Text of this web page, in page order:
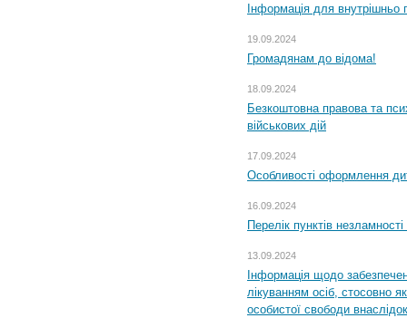
Інформація для внутрішньо
19.09.2024
Громадянам до відома!
18.09.2024
Безкоштовна правова та
військових дій
17.09.2024
Особливості оформлення
16.09.2024
Перелік пунктів
13.09.2024
Інформація щодо
лікуванням осіб, стосовно
особистої свободи